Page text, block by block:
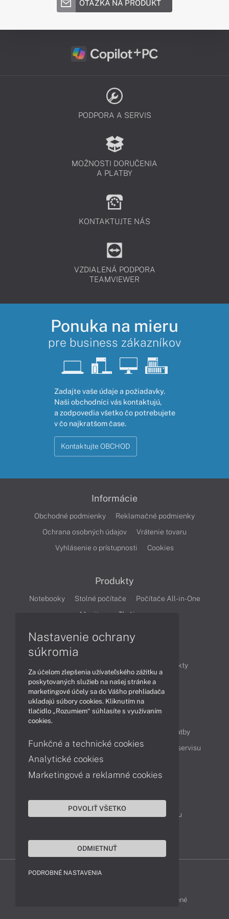
OTÁZKA NA PRODUKT
PODPORA A SERVIS
MOŽNOSTI DORUČENIA
A PLATBY
KONTAKTUJTE NÁS
VZDIALENÁ PODPORA
TEAMVIEWER
Ponuka na mieru
pre business zákazníkov
Zadajte vaše údaje a požiadavky.
Naši obchodníci vás kontaktujú,
a zodpovedia všetko čo potrebujete
v čo najkratšom čase.
Kontaktujte OBCHOD
Informácie
Obchodné podmienky
Reklamačné podmienky
Ochrana osobných údajov
Vrátenie tovaru
Vyhlásenie o prístupnosti
Cookies
Produkty
Notebooky Stolné počítače
Počítače All-in-One
Monitory
Tlačiarne
Produkty
Technológie
Videá
Obsah
Možnosti doručenia a platby
Podpora a servis
Servisné služby Cenník servisu
Kontakty
043 4224 771
Obchodné oddelenie
Reklamácia tovaru
HP-SHOP © 2012 - 2026 Všetky práva vyhradené
Nastavenie ochrany
súkromia
Za účelom zlepšenia užívateľského zážitku a
poskytovaných služieb na našej stránke a
marketingové účely sa do Vášho prehliadača
ukladajú súbory cookies. Kliknutím na
tlačidlo „Rozumiem“ súhlasíte s využívaním
cookies.
Funkčné a technické cookies
Analytické cookies
Marketingové a reklamné cookies
POVOLIŤ VŠETKO
ODMIETNUŤ
PODROBNÉ NASTAVENIA